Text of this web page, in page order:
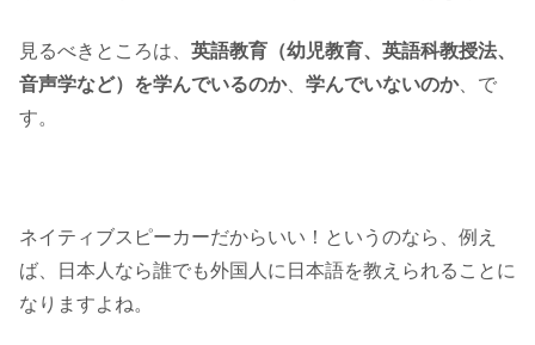
見るべきところは、 英語教育（幼児教育、英語科教授法、
音声学など）を学んでいるのか、 学んでいないのか、で
す。
ネイティブスピーカーだからいい！というのなら、例え
ば、日本人なら誰でも外国人に日本語を教えられることに
なりますよね。